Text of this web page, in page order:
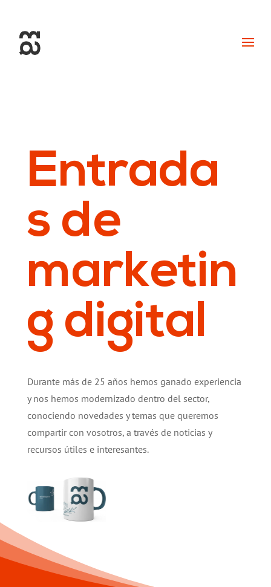
Entrada
s de
marketin
g digital
Durante más de 25 años hemos ganado experiencia
y nos hemos modernizado dentro del sector,
conociendo novedades y temas que queremos
compartir con vosotros, a través de noticias y
recursos útiles e interesantes.